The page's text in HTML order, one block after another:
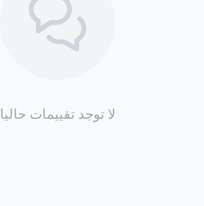
لا توجد تقييمات حاليا